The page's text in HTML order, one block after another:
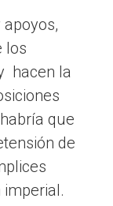
los
hacen la
que
de